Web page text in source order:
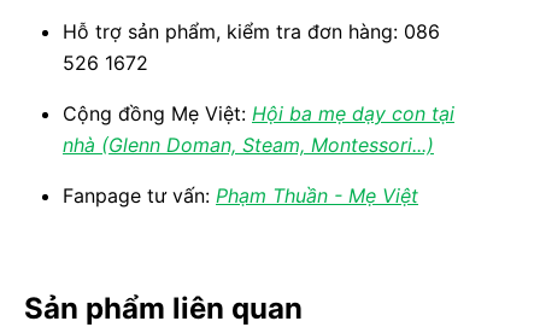
Hỗ trợ sản phẩm, kiểm tra đơn hàng: 086
526 1672
Cộng đồng Mẹ Việt: Hội ba mẹ dạy con tại
nhà (Glenn Doman, Steam, Montessori...)
Fanpage tư vấn: Phạm Thuần - Mẹ Việt
Sản phẩm liên quan